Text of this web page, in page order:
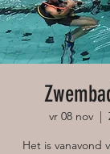
vr 08 nov
  |
Het is vanavond